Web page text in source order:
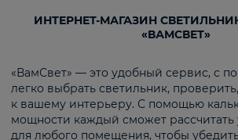
ИНТЕРНЕТ-МАГАЗИН
«ВАМСВЕТ»
«ВамСвет» — это удобный сервис, с
легко выбрать светильник,
к вашему интерьеру. С помощью
мощности каждый сможет рассчитать
для любого помещения, чтобы